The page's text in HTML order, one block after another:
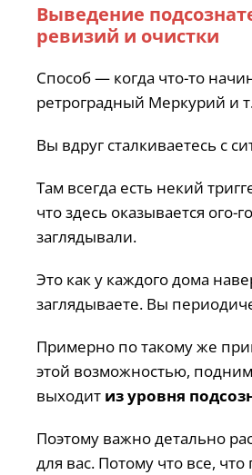
Выведение
ревизий и очистки
Способ — когда что-то
ретроградный Меркурий и
Вы вдруг сталкиваетесь с
Там всегда есть некий
что здесь оказывается ого-
заглядывали.
Это как у каждого дома
заглядываете. Вы
Примерно по такому же
этой возможностью,
выходит из уровня
Поэтому важно детально
для вас. Потому что все,